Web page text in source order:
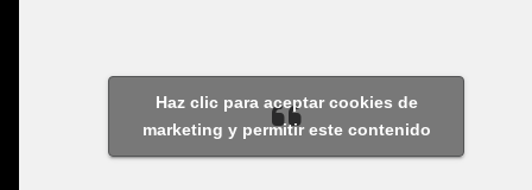
Haz clic para aceptar cookies de
marketing y permitir este contenido